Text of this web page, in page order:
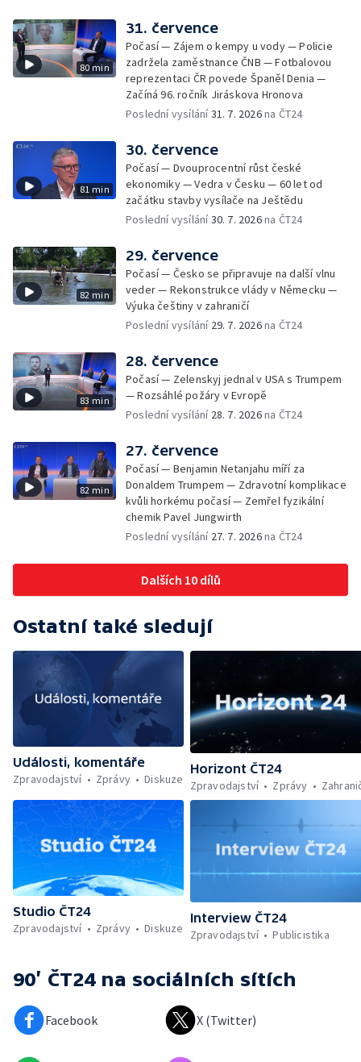
80 min
31. července
Počasí — Zájem o kempy u vody — Policie
zadržela zaměstnance ČNB — Fotbalovou
reprezentaci ČR povede Španěl Denia —
Začíná 96. ročník Jiráskova Hronova
Poslední vysílání31. 7. 2026na ČT24
81 min
30. července
Počasí — Dvouprocentní růst české
ekonomiky — Vedra v Česku — 60 let od
začátku stavby vysílače na Ještědu
Poslední vysílání30. 7. 2026na ČT24
82 min
29. července
Počasí — Česko se připravuje na další vlnu
veder — Rekonstrukce vlády v Německu —
Výuka češtiny v zahraničí
Poslední vysílání 29. 7. 2026na ČT24
83 min
28. července
Počasí — Zelenskyj jednal v USA s Trumpem
— Rozsáhlé požáry v Evropě
Poslední vysílání 28. 7. 2026na ČT24
82 min
27. července
Počasí — Benjamin Netanjahu míří za
Donaldem Trumpem — Zdravotní komplikace
kvůli horkému počasí — Zemřel fyzikální
chemik Pavel Jungwirth
Poslední vysílání 27. 7. 2026na ČT24
Dalších 10 dílů
Ostatní také sledují
Události, komentáře
Zpravodajství
Zprávy Diskuze
Horizont ČT24
Zpravodajství
Zprávy
Studio ČT24
Zpravodajství
Zprávy Diskuze
Interview ČT24
Zpravodajství
Publicistika
90’ ČT24 na sociálních sítích
Facebook X (Twitter)